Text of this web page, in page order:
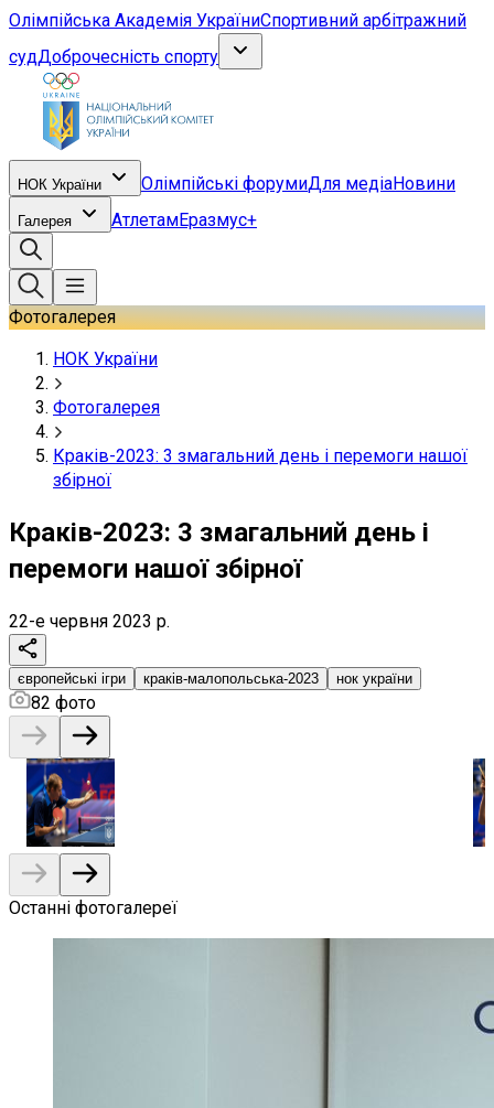
Олімпійська Академія УкраїниСпортивний арбітражний
судДоброчесність спорту
НОК України Олімпійські форумиДля медіаНовини
Галерея АтлетамЕразмус+
Фотогалерея
НОК України
Фотогалерея
Краків-2023: 3 змагальний день і перемоги нашої
збірної
Краків-2023: 3 змагальний день і
перемоги нашої збірної
22-е червня 2023 р.
європейські ігри краків-малопольська-2023 нок україни
82 фото
Останні фотогалереї